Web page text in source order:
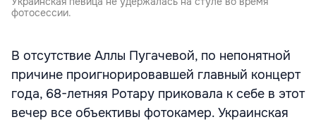
фотосессии.
В отсутствие Аллы Пугачевой, по непонятной
причине проигнорировавшей главный концерт
года, 68-летняя Ротару приковала к себе в этот
вечер все объективы фотокамер. Украинская